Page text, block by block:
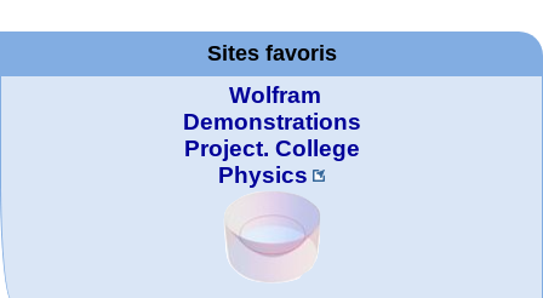
Sites favoris
Wolfram
Demonstrations
Project. College
Physics